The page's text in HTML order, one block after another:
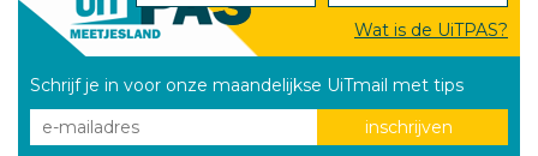
Wat is de UiTPAS?
Schrijf je in voor onze maandelijkse UiTmail met tips